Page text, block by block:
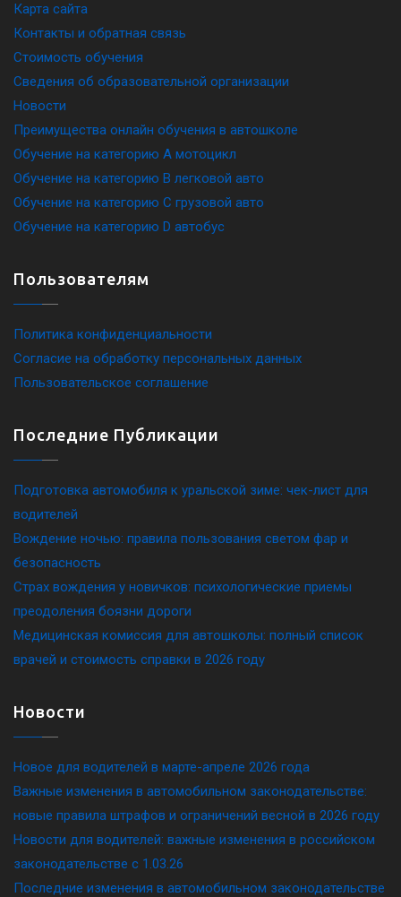
Карта сайта
Контакты и обратная связь
Стоимость обучения
Сведения об образовательной организации
Новости
Преимущества онлайн обучения в автошколе
Обучение на категорию A мотоцикл
Обучение на категорию B легковой авто
Обучение на категорию C грузовой авто
Обучение на категорию D автобус
Пользователям
Политика конфиденциальности
Согласие на обработку персональных данных
Пользовательское соглашение
Последние Публикации
Подготовка автомобиля к уральской зиме: чек-лист для
водителей
Вождение ночью: правила пользования светом фар и
безопасность
Страх вождения у новичков: психологические приемы
преодоления боязни дороги
Медицинская комиссия для автошколы: полный список
врачей и стоимость справки в 2026 году
Новости
Новое для водителей в марте-апреле 2026 года
Важные изменения в автомобильном законодательстве:
новые правила штрафов и ограничений весной в 2026 году
Новости для водителей: важные изменения в российском
законодательстве c 1.03.26
Последние изменения в автомобильном законодательстве